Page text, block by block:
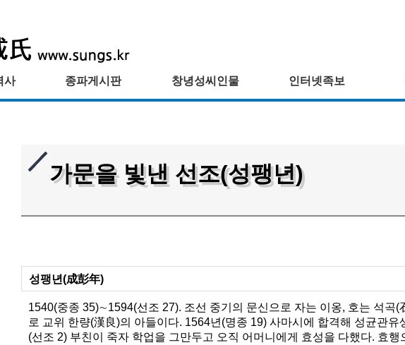
사 종파게시판 창녕성씨인물 인터넷족보
가문을 빛낸 선조(성팽년)
성팽년(成彭年)
1540(중종 35)∼1594(선조 27). 조선 중기의 문신으로 자는 이옹, 호는 석곡(
로 교위 한량(漢良)의 아들이다. 1564년(명종 19) 사마시에 합격해 성균관유
(선조 2) 부친이 죽자 학업을 그만두고 오직 어머니에게 효성을 다했다. 효